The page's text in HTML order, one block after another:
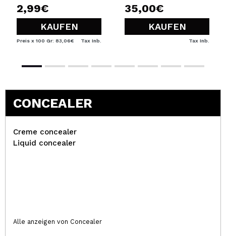
2,99€
KAUFEN
Preis x 100 Gr: 83,06€ Tax Inb.
35,00€
KAUFEN
Tax Inb.
CONCEALER
Creme concealer
Liquid concealer
Alle anzeigen von Concealer